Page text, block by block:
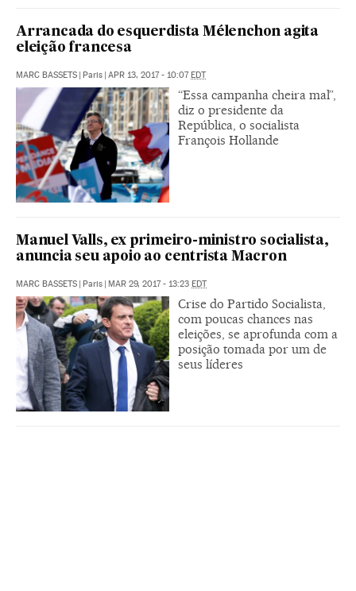
Arrancada do esquerdista Mélenchon agita
eleição francesa
MARC BASSETS | Paris | APR 13, 2017 - 10:07EDT
“Essa campanha cheira mal”,
diz o presidente da
República, o socialista
François Hollande
Manuel Valls, ex primeiro-ministro socialista,
anuncia seu apoio ao centrista Macron
MARC BASSETS | Paris | MAR 29, 2017 - 13:23 EDT
Crise do Partido Socialista,
com poucas chances nas
eleições, se aprofunda com a
posição tomada por um de
seus líderes